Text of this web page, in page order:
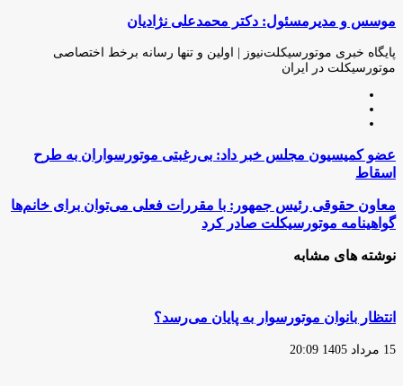
از
ایمیل
موسس و مدیرمسئول: دکتر محمدعلی نژادیان
پایگاه خبری موتورسیکلت‌نیوز | اولین و تنها رسانه برخط اختصاصی
موتورسیکلت در ایران
عضو
کمیسیون
مجلس
خبر
داد:
بی‌رغبتی
به
عضو کمیسیون مجلس خبر داد: بی‌رغبتی موتورسواران به طرح
اسقاط
معاون
حقوقی
رئیس
جمهور:
با
می‌توان
برای
گواهینامه
معاون حقوقی رئیس جمهور: با مقررات فعلی می‌توان برای خانم‌ها
گواهینامه موتورسیکلت صادر کرد
نوشته های مشابه
انتظار بانوان موتورسوار به پایان می‌رسد؟
15 مرداد 1405 20:09